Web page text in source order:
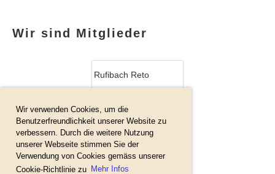
Wir verwenden Cookies, um die
Benutzerfreundlichkeit unserer Website zu
verbessern. Durch die weitere Nutzung
unserer Webseite stimmen Sie der
Verwendung von Cookies gemäss unserer
Cookie-Richtlinie zu Mehr Infos
Wir sind Mitglieder
Rufibach Reto
Schluep Heinz
Cellucci Doriano